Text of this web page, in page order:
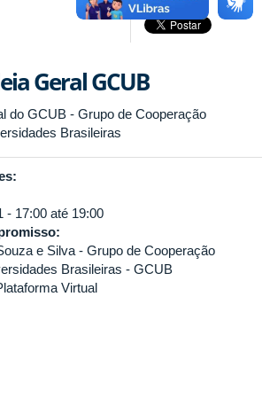
Geral GCUB
do GCUB - Grupo de Cooperação
Brasileiras
- 17:00 até 19:00
e Silva - Grupo de Cooperação
Brasileiras - GCUB
Virtual